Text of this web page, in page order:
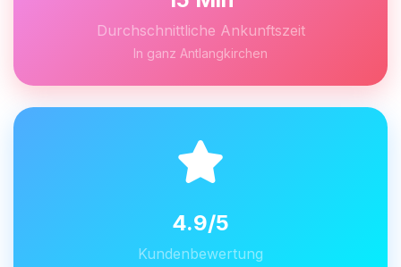
Durchschnittliche Ankunftszeit
In ganz Antlangkirchen
4.9/5
Kundenbewertung